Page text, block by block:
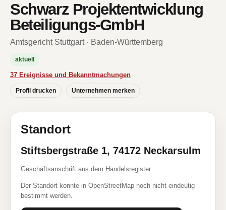
Schwarz Projektentwicklung
Beteiligungs-GmbH
Amtsgericht Stuttgart · Baden-Württemberg
aktuell
37 Ereignisse und Bekanntmachungen
Profil drucken Unternehmen merken
Standort
Stiftsbergstraße 1, 74172 Neckarsulm
Geschäftsanschrift aus dem Handelsregister
Der Standort konnte in OpenStreetMap noch nicht eindeutig
bestimmt werden.